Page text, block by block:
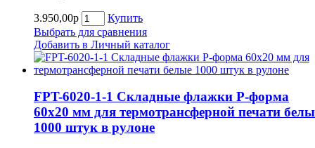
3.950,00р
Купить
Выбрать для сравнения
Добавить в Личный каталог
FPT-6020-1-1 Складные флажки P-форма
60х20 мм для термотрансферной печати
1000 штук в рулоне